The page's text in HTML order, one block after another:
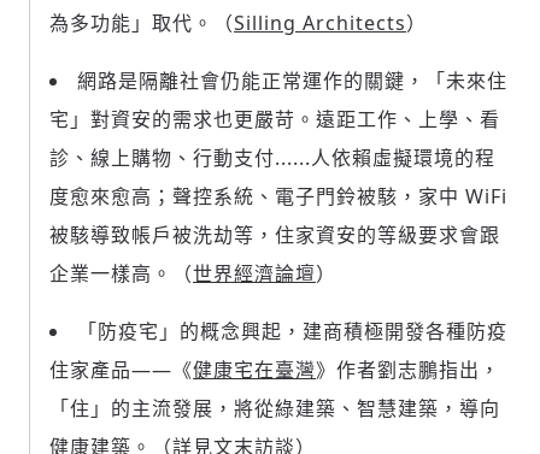
為多功能」取代。（Silling Architects）
網路是隔離社會仍能正常運作的關鍵，「未來住
宅」對資安的需求也更嚴苛。遠距工作、上學、看
診、線上購物、行動支付......人依賴虛擬環境的程
度愈來愈高；聲控系統、電子門鈴被駭，家中 WiFi
被駭導致帳戶被洗劫等，住家資安的等級要求會跟
企業一樣高。（世界經濟論壇）
「防疫宅」的概念興起，建商積極開發各種防疫
住家產品——《健康宅在臺灣》作者劉志鵬指出，
「住」的主流發展，將從綠建築、智慧建築，導向
健康建築。（詳見文末訪談）